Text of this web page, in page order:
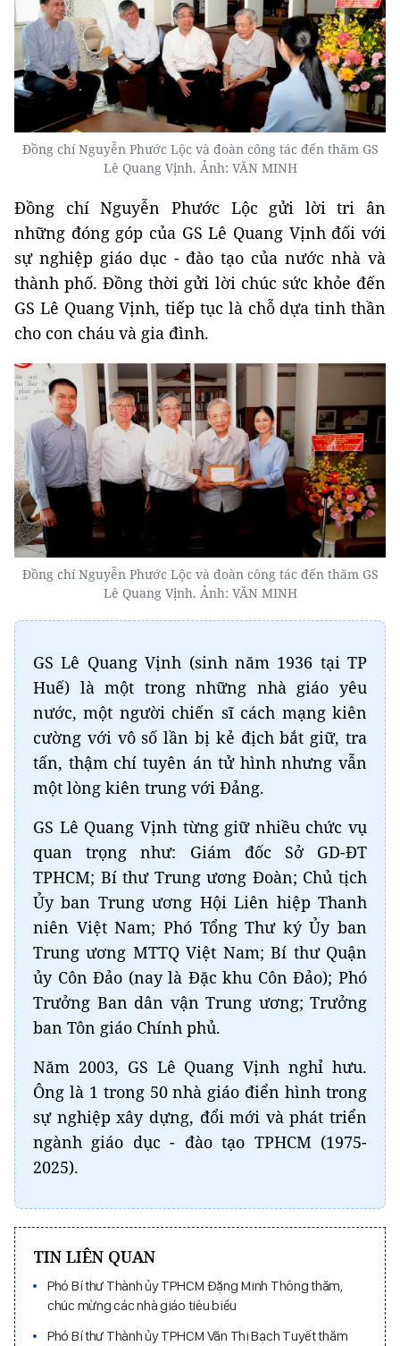
Đồng chí Nguyễn Phước Lộc và đoàn công tác đến thăm GS
Lê Quang Vịnh. Ảnh: VĂN MINH
Đồng chí Nguyễn Phước Lộc gửi lời tri ân
những đóng góp của GS Lê Quang Vịnh đối với
sự nghiệp giáo dục - đào tạo của nước nhà và
thành phố. Đồng thời gửi lời chúc sức khỏe đến
GS Lê Quang Vịnh, tiếp tục là chỗ dựa tinh thần
cho con cháu và gia đình.
Đồng chí Nguyễn Phước Lộc và đoàn công tác đến thăm GS
Lê Quang Vịnh. Ảnh: VĂN MINH
GS Lê Quang Vịnh (sinh năm 1936 tại TP
Huế) là một trong những nhà giáo yêu
nước, một người chiến sĩ cách mạng kiên
cường với vô số lần bị kẻ địch bắt giữ, tra
tấn, thậm chí tuyên án tử hình nhưng vẫn
một lòng kiên trung với Đảng.
GS Lê Quang Vịnh từng giữ nhiều chức vụ
quan trọng như: Giám đốc Sở GD-ĐT
TPHCM; Bí thư Trung ương Đoàn; Chủ tịch
Ủy ban Trung ương Hội Liên hiệp Thanh
niên Việt Nam; Phó Tổng Thư ký Ủy ban
Trung ương MTTQ Việt Nam; Bí thư Quận
ủy Côn Đảo (nay là Đặc khu Côn Đảo); Phó
Trưởng Ban dân vận Trung ương; Trưởng
ban Tôn giáo Chính phủ.
Năm 2003, GS Lê Quang Vịnh nghỉ hưu.
Ông là 1 trong 50 nhà giáo điển hình trong
sự nghiệp xây dựng, đổi mới và phát triển
ngành giáo dục - đào tạo TPHCM (1975-
2025).
TIN LIÊN QUAN
Phó Bí thư Thành ủy TPHCM Đặng Minh Thông thăm,
chúc mừng các nhà giáo tiêu biểu
Phó Bí thư Thành ủy TPHCM Văn Thị Bạch Tuyết thăm